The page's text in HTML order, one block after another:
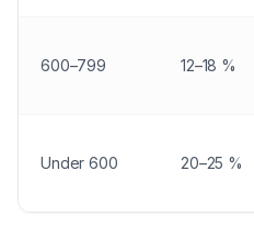
600–799 12–18 %
Under 600 20–25 %